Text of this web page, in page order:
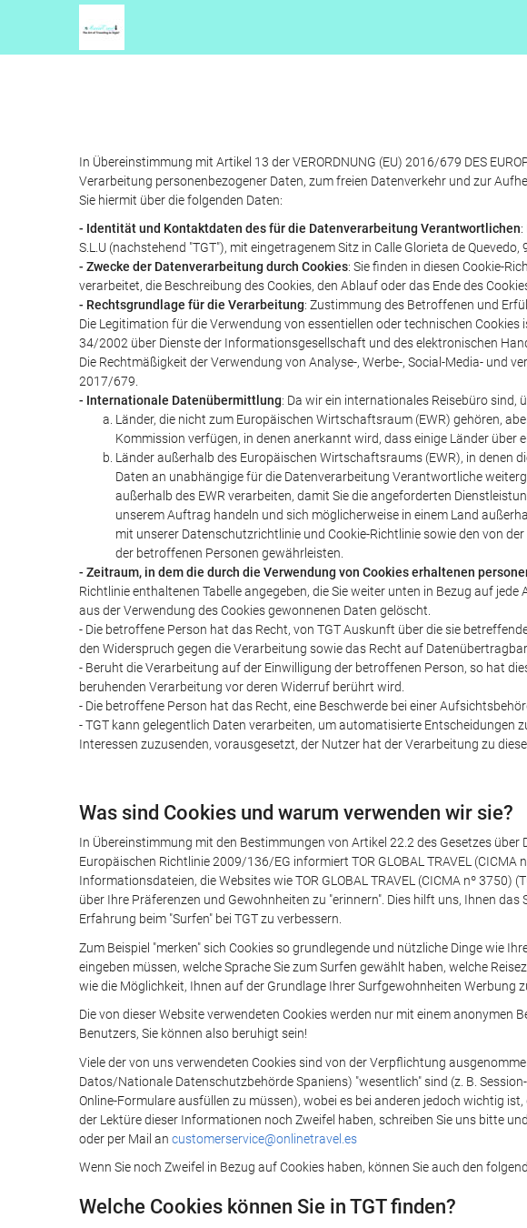
In Übereinstimmung mit Artikel 13 der VERORDNUNG (EU) 2016/679 DES
Verarbeitung personenbezogener Daten, zum freien Datenverkehr und zur
Sie hiermit über die folgenden Daten:
- Identität und Kontaktdaten des für die Datenverarbeitung Verantwortlichen
S.L.U (nachstehend "TGT"), mit eingetragenem Sitz in Calle Glorieta de
- Zwecke der Datenverarbeitung durch Cookies: Sie finden in diesen Cookie-
verarbeitet, die Beschreibung des Cookies, den Ablauf oder das Ende des
- Rechtsgrundlage für die Verarbeitung: Zustimmung des Betroffenen und
Die Legitimation für die Verwendung von essentiellen oder technischen
34/2002 über Dienste der Informationsgesellschaft und des elektronischen
Die Rechtmäßigkeit der Verwendung von Analyse-, Werbe-, Social-Media- und
2017/679.
- Internationale Datenübermittlung: Da wir ein internationales Reisebüro sind,
Länder, die nicht zum Europäischen Wirtschaftsraum (EWR) gehören,
Kommission verfügen, in denen anerkannt wird, dass einige Länder über
Länder außerhalb des Europäischen Wirtschaftsraums (EWR), in denen
Daten an unabhängige für die Datenverarbeitung Verantwortliche
außerhalb des EWR verarbeiten, damit Sie die angeforderten
unserem Auftrag handeln und sich möglicherweise in einem Land
mit unserer Datenschutzrichtlinie und Cookie-Richtlinie sowie den von
der betroffenen Personen gewährleisten.
- Zeitraum, in dem die durch die Verwendung von Cookies erhaltenen
Richtlinie enthaltenen Tabelle angegeben, die Sie weiter unten in Bezug auf
aus der Verwendung des Cookies gewonnenen Daten gelöscht.
- Die betroffene Person hat das Recht, von TGT Auskunft über die sie
den Widerspruch gegen die Verarbeitung sowie das Recht auf
- Beruht die Verarbeitung auf der Einwilligung der betroffenen Person, so hat
beruhenden Verarbeitung vor deren Widerruf berührt wird.
- Die betroffene Person hat das Recht, eine Beschwerde bei einer
- TGT kann gelegentlich Daten verarbeiten, um automatisierte
Interessen zuzusenden, vorausgesetzt, der Nutzer hat der Verarbeitung zu
Was sind Cookies und warum verwenden wir sie?
In Übereinstimmung mit den Bestimmungen von Artikel 22.2 des Gesetzes
Europäischen Richtlinie 2009/136/EG informiert TOR GLOBAL TRAVEL
Informationsdateien, die Websites wie TOR GLOBAL TRAVEL (CICMA nº
über Ihre Präferenzen und Gewohnheiten zu "erinnern". Dies hilft uns, Ihnen
Erfahrung beim "Surfen" bei TGT zu verbessern.
Zum Beispiel "merken" sich Cookies so grundlegende und nützliche Dinge wie
eingeben müssen, welche Sprache Sie zum Surfen gewählt haben, welche
wie die Möglichkeit, Ihnen auf der Grundlage Ihrer Surfgewohnheiten Werbung
Die von dieser Website verwendeten Cookies werden nur mit einem
Benutzers, Sie können also beruhigt sein!
Viele der von uns verwendeten Cookies sind von der Verpflichtung
Datos/Nationale Datenschutzbehörde Spaniens) "wesentlich" sind (z. B.
Online-Formulare ausfüllen zu müssen), wobei es bei anderen jedoch wichtig
der Lektüre dieser Informationen noch Zweifel haben, schreiben Sie uns bitte
oder per Mail an customerservice@onlinetravel.es
Wenn Sie noch Zweifel in Bezug auf Cookies haben, können Sie auch den
Welche Cookies können Sie in TGT finden?